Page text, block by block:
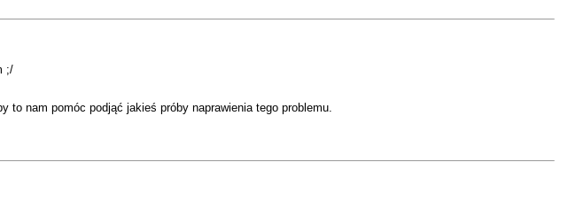
;/
to nam pomóc podjąć jakieś próby naprawienia tego problemu.